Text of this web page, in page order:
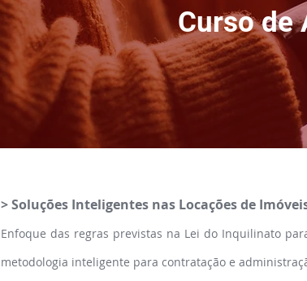
Curso de
> Soluções Inteligentes nas Locações de
Enfoque das regras previstas na Lei do Inquilinato para
metodologia inteligente para contratação e